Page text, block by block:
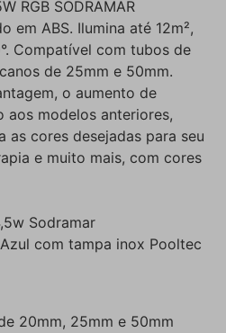
RGB SODRAMAR
em ABS. Ilumina até 12m²,
Compatível com tubos de
de 25mm e 50mm.
o aumento de
aos modelos anteriores,
as cores desejadas para seu
e muito mais, com cores
Sodramar
com tampa inox Pooltec
20mm, 25mm e 50mm